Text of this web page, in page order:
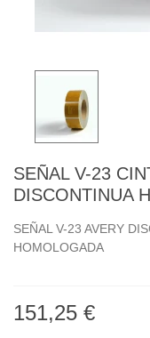
SEÑAL V-23
DISCONTINUA
SEÑAL V-23 AVERY
HOMOLOGADA
151,25 €